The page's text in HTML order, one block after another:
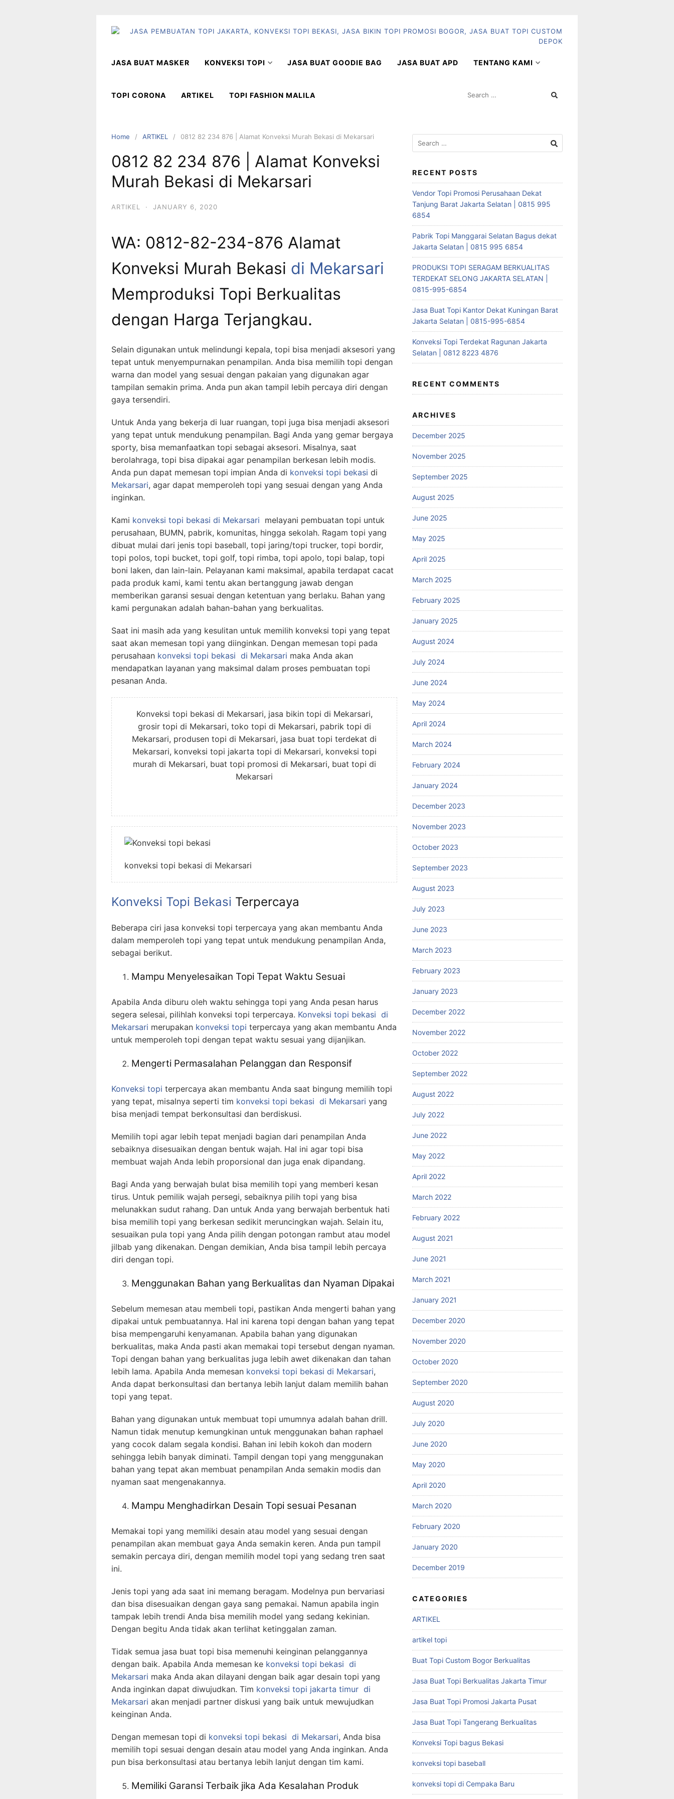
JASA BUAT MASKER KONVEKSI TOPI JASA BUAT GOODIE BAG JASA BUAT APD TENTANG KAMI
TOPI CORONA ARTIKEL TOPI FASHION MALILA
Home ARTIKEL 0812 82 234 876 | Alamat Konveksi Murah Bekasi di Mekarsari
0812 82 234 876 | Alamat Konveksi
Murah Bekasi di Mekarsari
ARTIKEL · JANUARY 6, 2020
WA: 0812-82-234-876 Alamat
Konveksi Murah Bekasi di Mekarsari
Memproduksi Topi Berkualitas
dengan Harga Terjangkau.
Selain digunakan untuk melindungi kepala, topi bisa menjadi aksesori yang
tepat untuk menyempurnakan penampilan. Anda bisa memilih topi dengan
warna dan model yang sesuai dengan pakaian yang digunakan agar
tampilan semakin prima. Anda pun akan tampil lebih percaya diri dengan
gaya tersendiri.
Untuk Anda yang bekerja di luar ruangan, topi juga bisa menjadi aksesori
yang tepat untuk mendukung penampilan. Bagi Anda yang gemar bergaya
sporty, bisa memanfaatkan topi sebagai aksesori. Misalnya, saat
berolahraga, topi bisa dipakai agar penampilan berkesan lebih modis.
Anda pun dapat memesan topi impian Anda di konveksi topi bekasi di
Mekarsari, agar dapat memperoleh topi yang sesuai dengan yang Anda
inginkan.
Kami konveksi topi bekasi di Mekarsari melayani pembuatan topi untuk
perusahaan, BUMN, pabrik, komunitas, hingga sekolah. Ragam topi yang
dibuat mulai dari jenis topi baseball, topi jaring/topi trucker, topi bordir,
topi polos, topi bucket, topi golf, topi rimba, topi apolo, topi balap, topi
boni laken, dan lain-lain. Pelayanan kami maksimal, apabila terdapat cacat
pada produk kami, kami tentu akan bertanggung jawab dengan
memberikan garansi sesuai dengan ketentuan yang berlaku. Bahan yang
kami pergunakan adalah bahan-bahan yang berkualitas.
Saat ini masih ada yang kesulitan untuk memilih konveksi topi yang tepat
saat akan memesan topi yang diinginkan. Dengan memesan topi pada
perusahaan konveksi topi bekasi di Mekarsari maka Anda akan
mendapatkan layanan yang maksimal dalam proses pembuatan topi
pesanan Anda.
Konveksi topi bekasi di Mekarsari, jasa bikin topi di Mekarsari,
grosir topi di Mekarsari, toko topi di Mekarsari, pabrik topi di
Mekarsari, produsen topi di Mekarsari, jasa buat topi terdekat di
Mekarsari, konveksi topi jakarta topi di Mekarsari, konveksi topi
murah di Mekarsari, buat topi promosi di Mekarsari, buat topi di
Mekarsari
konveksi topi bekasi di Mekarsari
Konveksi Topi Bekasi Terpercaya
Beberapa ciri jasa konveksi topi terpercaya yang akan membantu Anda
dalam memperoleh topi yang tepat untuk mendukung penampilan Anda,
sebagai berikut.
Mampu Menyelesaikan Topi Tepat Waktu Sesuai
Apabila Anda diburu oleh waktu sehingga topi yang Anda pesan harus
segera selesai, pilihlah konveksi topi terpercaya. Konveksi topi bekasi di
Mekarsari merupakan konveksi topi terpercaya yang akan membantu Anda
untuk memperoleh topi dengan tepat waktu sesuai yang dijanjikan.
Mengerti Permasalahan Pelanggan dan Responsif
Konveksi topi terpercaya akan membantu Anda saat bingung memilih topi
yang tepat, misalnya seperti tim konveksi topi bekasi di Mekarsari yang
bisa menjadi tempat berkonsultasi dan berdiskusi.
Memilih topi agar lebih tepat menjadi bagian dari penampilan Anda
sebaiknya disesuaikan dengan bentuk wajah. Hal ini agar topi bisa
membuat wajah Anda lebih proporsional dan juga enak dipandang.
Bagi Anda yang berwajah bulat bisa memilih topi yang memberi kesan
tirus. Untuk pemilik wajah persegi, sebaiknya pilih topi yang bisa
melunakkan sudut rahang. Dan untuk Anda yang berwajah berbentuk hati
bisa memilih topi yang berkesan sedikit meruncingkan wajah. Selain itu,
sesuaikan pula topi yang Anda pilih dengan potongan rambut atau model
jilbab yang dikenakan. Dengan demikian, Anda bisa tampil lebih percaya
diri dengan topi.
Menggunakan Bahan yang Berkualitas dan Nyaman Dipakai
Sebelum memesan atau membeli topi, pastikan Anda mengerti bahan yang
dipakai untuk pembuatannya. Hal ini karena topi dengan bahan yang tepat
bisa mempengaruhi kenyamanan. Apabila bahan yang digunakan
berkualitas, maka Anda pasti akan memakai topi tersebut dengan nyaman.
Topi dengan bahan yang berkualitas juga lebih awet dikenakan dan tahan
lebih lama. Apabila Anda memesan konveksi topi bekasi di Mekarsari,
Anda dapat berkonsultasi dan bertanya lebih lanjut dalam memilih bahan
topi yang tepat.
Bahan yang digunakan untuk membuat topi umumnya adalah bahan drill.
Namun tidak menutup kemungkinan untuk menggunakan bahan raphael
yang cocok dalam segala kondisi. Bahan ini lebih kokoh dan modern
sehingga lebih banyak diminati. Tampil dengan topi yang menggunakan
bahan yang tepat akan membuat penampilan Anda semakin modis dan
nyaman saat mengenakannya.
Mampu Menghadirkan Desain Topi sesuai Pesanan
Memakai topi yang memiliki desain atau model yang sesuai dengan
penampilan akan membuat gaya Anda semakin keren. Anda pun tampil
semakin percaya diri, dengan memilih model topi yang sedang tren saat
ini.
Jenis topi yang ada saat ini memang beragam. Modelnya pun bervariasi
dan bisa disesuaikan dengan gaya sang pemakai. Namun apabila ingin
tampak lebih trendi Anda bisa memilih model yang sedang kekinian.
Dengan begitu Anda tidak akan terlihat ketinggalan zaman.
Tidak semua jasa buat topi bisa memenuhi keinginan pelanggannya
dengan baik. Apabila Anda memesan ke konveksi topi bekasi di
Mekarsari maka Anda akan dilayani dengan baik agar desain topi yang
Anda inginkan dapat diwujudkan. Tim konveksi topi jakarta timur di
Mekarsari akan menjadi partner diskusi yang baik untuk mewujudkan
keinginan Anda.
Dengan memesan topi di konveksi topi bekasi di Mekarsari, Anda bisa
memilih topi sesuai dengan desain atau model yang Anda inginkan. Anda
pun bisa berkonsultasi atau bertanya lebih lanjut dengan tim kami.
Memiliki Garansi Terbaik jika Ada Kesalahan Produk
Search
for:
RECENT POSTS
Vendor Topi Promosi Perusahaan Dekat
Tanjung Barat Jakarta Selatan | 0815 995
6854
Pabrik Topi Manggarai Selatan Bagus dekat
Jakarta Selatan | 0815 995 6854
PRODUKSI TOPI SERAGAM BERKUALITAS
TERDEKAT SELONG JAKARTA SELATAN |
0815-995-6854
Jasa Buat Topi Kantor Dekat Kuningan Barat
Jakarta Selatan | 0815-995-6854
Konveksi Topi Terdekat Ragunan Jakarta
Selatan | 0812 8223 4876
RECENT COMMENTS
ARCHIVES
December 2025
November 2025
September 2025
August 2025
June 2025
May 2025
April 2025
March 2025
February 2025
January 2025
August 2024
July 2024
June 2024
May 2024
April 2024
March 2024
February 2024
January 2024
December 2023
November 2023
October 2023
September 2023
August 2023
July 2023
June 2023
March 2023
February 2023
January 2023
December 2022
November 2022
October 2022
September 2022
August 2022
July 2022
June 2022
May 2022
April 2022
March 2022
February 2022
August 2021
June 2021
March 2021
January 2021
December 2020
November 2020
October 2020
September 2020
August 2020
July 2020
June 2020
May 2020
April 2020
March 2020
February 2020
January 2020
December 2019
CATEGORIES
ARTIKEL
artikel topi
Buat Topi Custom Bogor Berkualitas
Jasa Buat Topi Berkualitas Jakarta Timur
Jasa Buat Topi Promosi Jakarta Pusat
Jasa Buat Topi Tangerang Berkualitas
Konveksi Topi bagus Bekasi
konveksi topi baseball
konveksi topi di Cempaka Baru